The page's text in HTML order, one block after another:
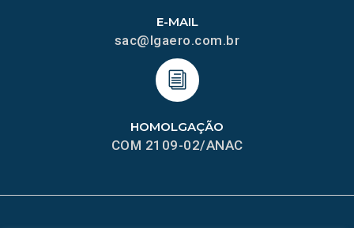
HOMOLGAÇÃO
COM 2109-02/ANAC
E-MAIL
sac@lgaero.com.br